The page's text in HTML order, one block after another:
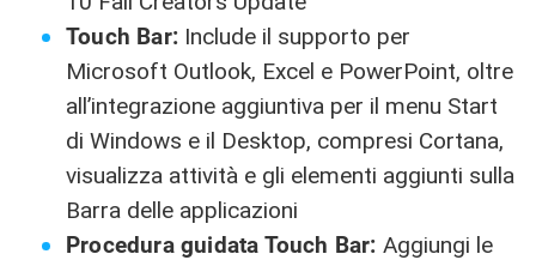
Touch Bar: Include il supporto per
Microsoft Outlook, Excel e PowerPoint, oltre
all’integrazione aggiuntiva per il menu Start
di Windows e il Desktop, compresi Cortana,
visualizza attività e gli elementi aggiunti sulla
Barra delle applicazioni
Procedura guidata Touch Bar: Aggiungi le